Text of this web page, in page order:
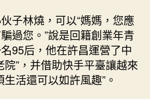
的
許
昌
挖
包
養
子林燒，可以“媽媽，您應
過您。”說是回籍創業年青
95后，他在許昌運營了中
院”，并借助快手平臺讓越來
活還可以如許風趣”。